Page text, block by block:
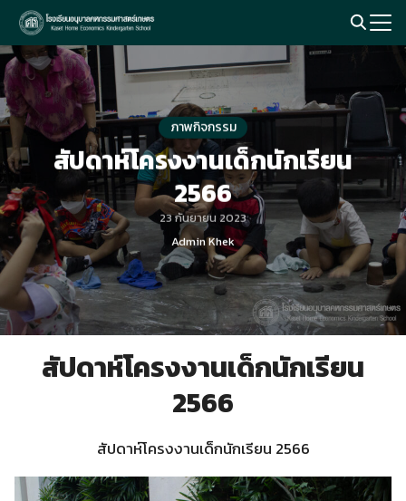
Skip
content
Search
for:
ภาพกิจกรรม
สัปดาห์โครงงานเด็กนักเรียน
2566
23 กันยายน 2023
Admin Khek
สัปดาห์โครงงานเด็กนักเรียน
2566
สัปดาห์โครงงานเด็กนักเรียน 2566